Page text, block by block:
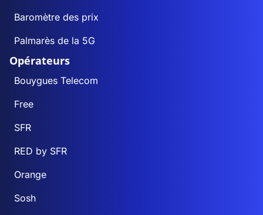
Baromètre des prix
Palmarès de la 5G
Opérateurs
Bouygues Telecom
Free
SFR
RED by SFR
Orange
Sosh